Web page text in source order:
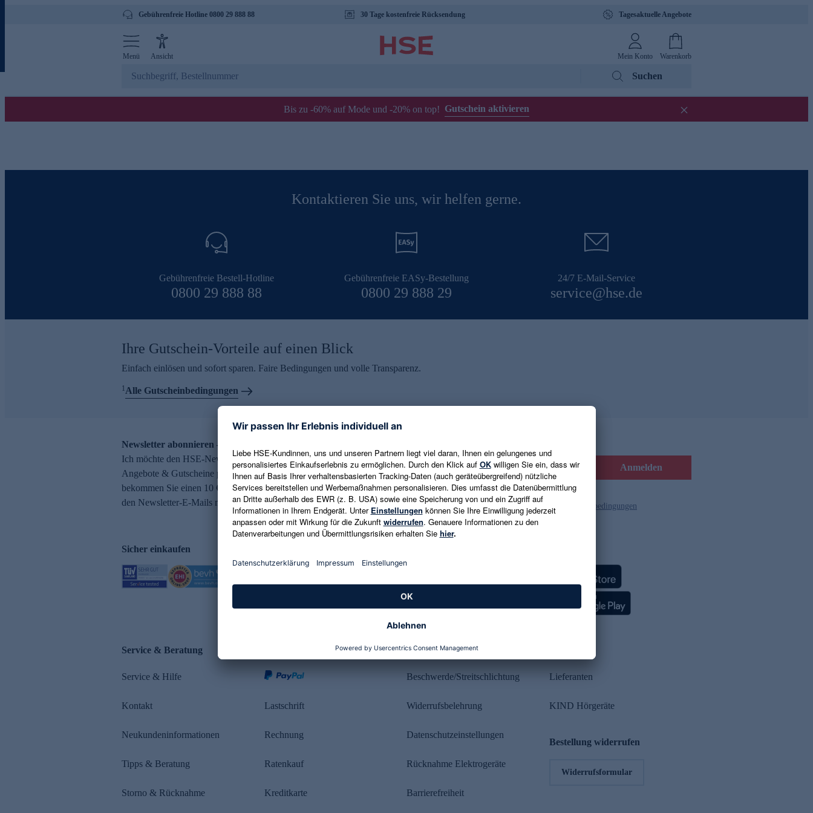
Gebührenfreie Hotline 0800 29 888 88 30 Tage kostenfreie Rücksendung Tagesaktuelle Angebote
Menü Ansicht Mein Konto Warenkorb
Suchen
Bis zu -60% auf Mode und -20% on top! Gutschein aktivieren
Kontaktieren Sie uns, wir helfen gerne.
Gebührenfreie Bestell-Hotline
0800 29 888 88
Gebührenfreie EASy-Bestellung
0800 29 888 29
24/7 E-Mail-Service
service@hse.de
Ihre Gutschein-Vorteile auf einen Blick
Einfach einlösen und sofort sparen. Faire Bedingungen und volle Transparenz.
1Alle Gutscheinbedingungen
Newsletter abonnieren – 10 € Gutschein erhalten
Ich möchte den HSE-Newsletter abonnieren und aktuelle Trends,
Angebote & Gutscheine per E-Mail erhalten. Als Dankeschön
bekommen Sie einen 10 € Gutschein. Eine Abmeldung ist jederzeit in
den Newsletter-E-Mails möglich.
E-Mail-Adresse eingeben Anmelden
Es gelten die Datenschutzrichtlinien und die Gutscheinbedingungen
Sicher einkaufen
Service & Beratung
Service & Hilfe
Kontakt
Neukundeninformationen
Tipps & Beratung
Storno & Rücknahme
Lastschrift
Rechnung
Ratenkauf
Kreditkarte
Rechtliches
Beschwerde/Streitschlichtung
Widerrufsbelehrung
Datenschutzeinstellungen
Rücknahme Elektrogeräte
Barrierefreiheit
Lieferanten
KIND Hörgeräte
Bestellung widerrufen
Widerrufsformular